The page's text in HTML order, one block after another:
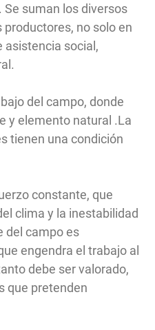
suman los diversos
no solo en
asistencia social,
del campo, donde
y elemento natural .La
tienen una condición
constante, que
clima y la inestabilidad
del campo es
engendra el trabajo al
debe ser valorado,
que pretenden